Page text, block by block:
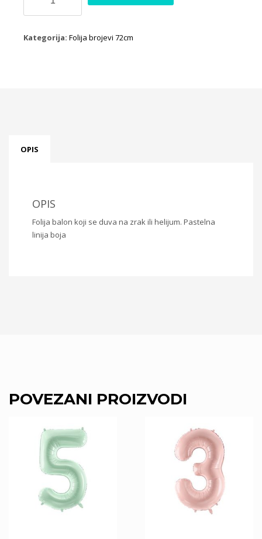
bež
količina
Kategorija: Folija brojevi 72cm
OPIS
OPIS
Folija balon koji se duva na zrak ili helijum. Pastelna
linija boja
POVEZANI PROIZVODI